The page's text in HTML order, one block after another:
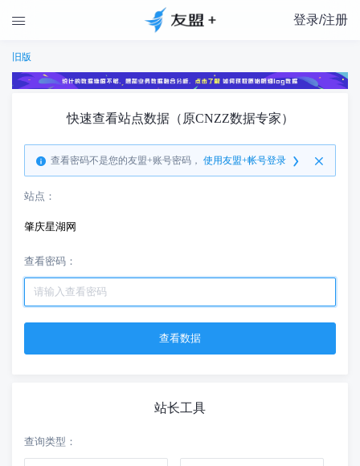
 登录/注册
旧版
快速查看站点数据（原CNZZ数据专家）
查看密码不是您的友盟+账号密码， 使用友盟+帐号登录
站点：
肇庆星湖网
查看密码：
站长工具
查询类型：